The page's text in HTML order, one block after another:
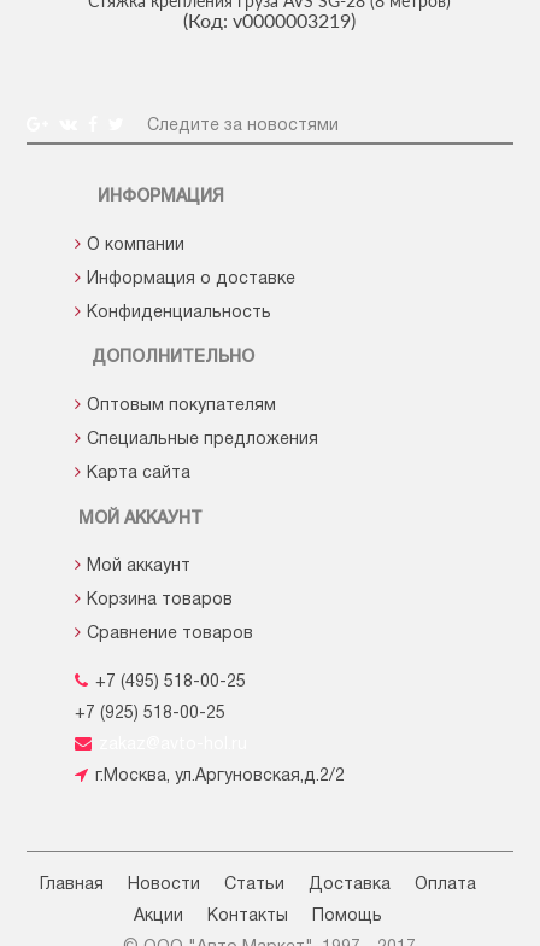
(Код:v0000003219)
Следите за новостями
ИНФОРМАЦИЯ
О компании
Информация о доставке
Конфиденциальность
ДОПОЛНИТЕЛЬНО
Оптовым покупателям
Специальные предложения
Карта сайта
МОЙ АККАУНТ
Мой аккаунт
Корзина товаров
Сравнение товаров
+7 (495) 518-00-25
+7 (925) 518-00-25
г.Москва, ул.Аргуновская,д.2/2
Главная Новости Статьи Доставка
Оплата
Акции
Контакты
Помощь